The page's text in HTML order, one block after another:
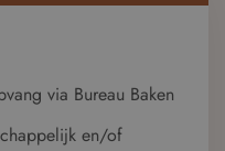
via Bureau Baken
en/of